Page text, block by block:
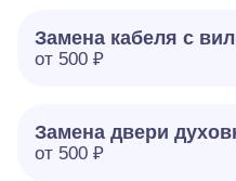
Замена кабеля с
от 500 ₽
Замена двери
от 500 ₽